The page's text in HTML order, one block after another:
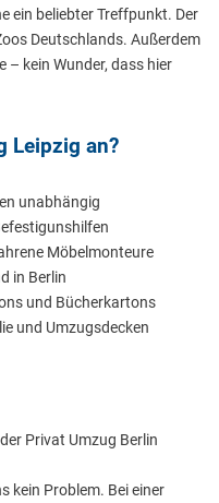
ein beliebter Treffpunkt. Der
Deutschlands. Außerdem
– kein Wunder, dass hier
Leipzig an?
unabhängig
Möbelmonteure
in Berlin
und Bücherkartons
und Umzugsdecken
Privat Umzug Berlin
kein Problem. Bei einer